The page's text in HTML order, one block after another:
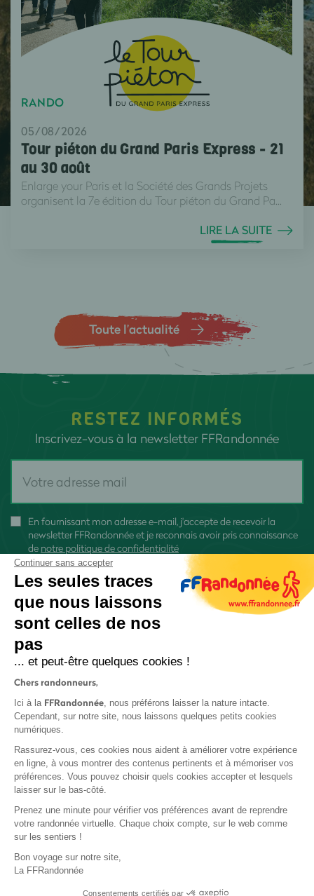
RANDO
05/08/2026
Tour piéton du Grand Paris Express - 21
au 30 août
Enlarge your Paris et la Société des Grands Projets
organisent la 7e édition du Tour piéton du Grand Pa...
LIRE LA SUITE
Toute l’actualité
RESTEZ INFORMÉS
Inscrivez-vous à la newsletter FFRandonnée
En fournissant mon adresse e-mail, j'accepte de recevoir la
newsletter FFRandonnée et je reconnais avoir pris connaissance
de notre politique de confidentialité
Protection des données
Politique de confidentialité
Continuer sans accepter
Les seules traces
que nous laissons
sont celles de nos
pas
... et peut-être quelques cookies !
Chers randonneurs,
Ici à la FFRandonnée, nous préférons laisser la nature intacte.
Cependant, sur notre site, nous laissons quelques petits cookies
numériques.
Rassurez-vous, ces cookies nous aident à améliorer votre expérience
en ligne, à vous montrer des contenus pertinents et à mémoriser vos
préférences. Vous pouvez choisir quels cookies accepter et lesquels
laisser sur le bas-côté.
Prenez une minute pour vérifier vos préférences avant de reprendre
votre randonnée virtuelle. Chaque choix compte, sur le web comme
sur les sentiers !
Bon voyage sur notre site,
La FFRandonnée
Consentements certifiés par